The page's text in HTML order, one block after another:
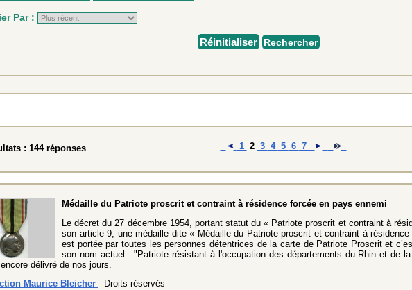
Par :
Réinitialiser Rechercher
1 2 3 4 5 6 7
: 144 réponses
Médaille du Patriote proscrit et contraint à résidence forcée en pays ennemi
Le décret du 27 décembre 1954, portant statut du « Patriote proscrit et contraint à
son article 9, une médaille dite « Médaille du Patriote proscrit et contraint à
est portée par toutes les personnes détentrices de la carte de Patriote Proscrit et
son nom actuel : "Patriote résistant à l'occupation des départements du Rhin et de
délivré de nos jours.
Maurice Bleicher Droits réservés